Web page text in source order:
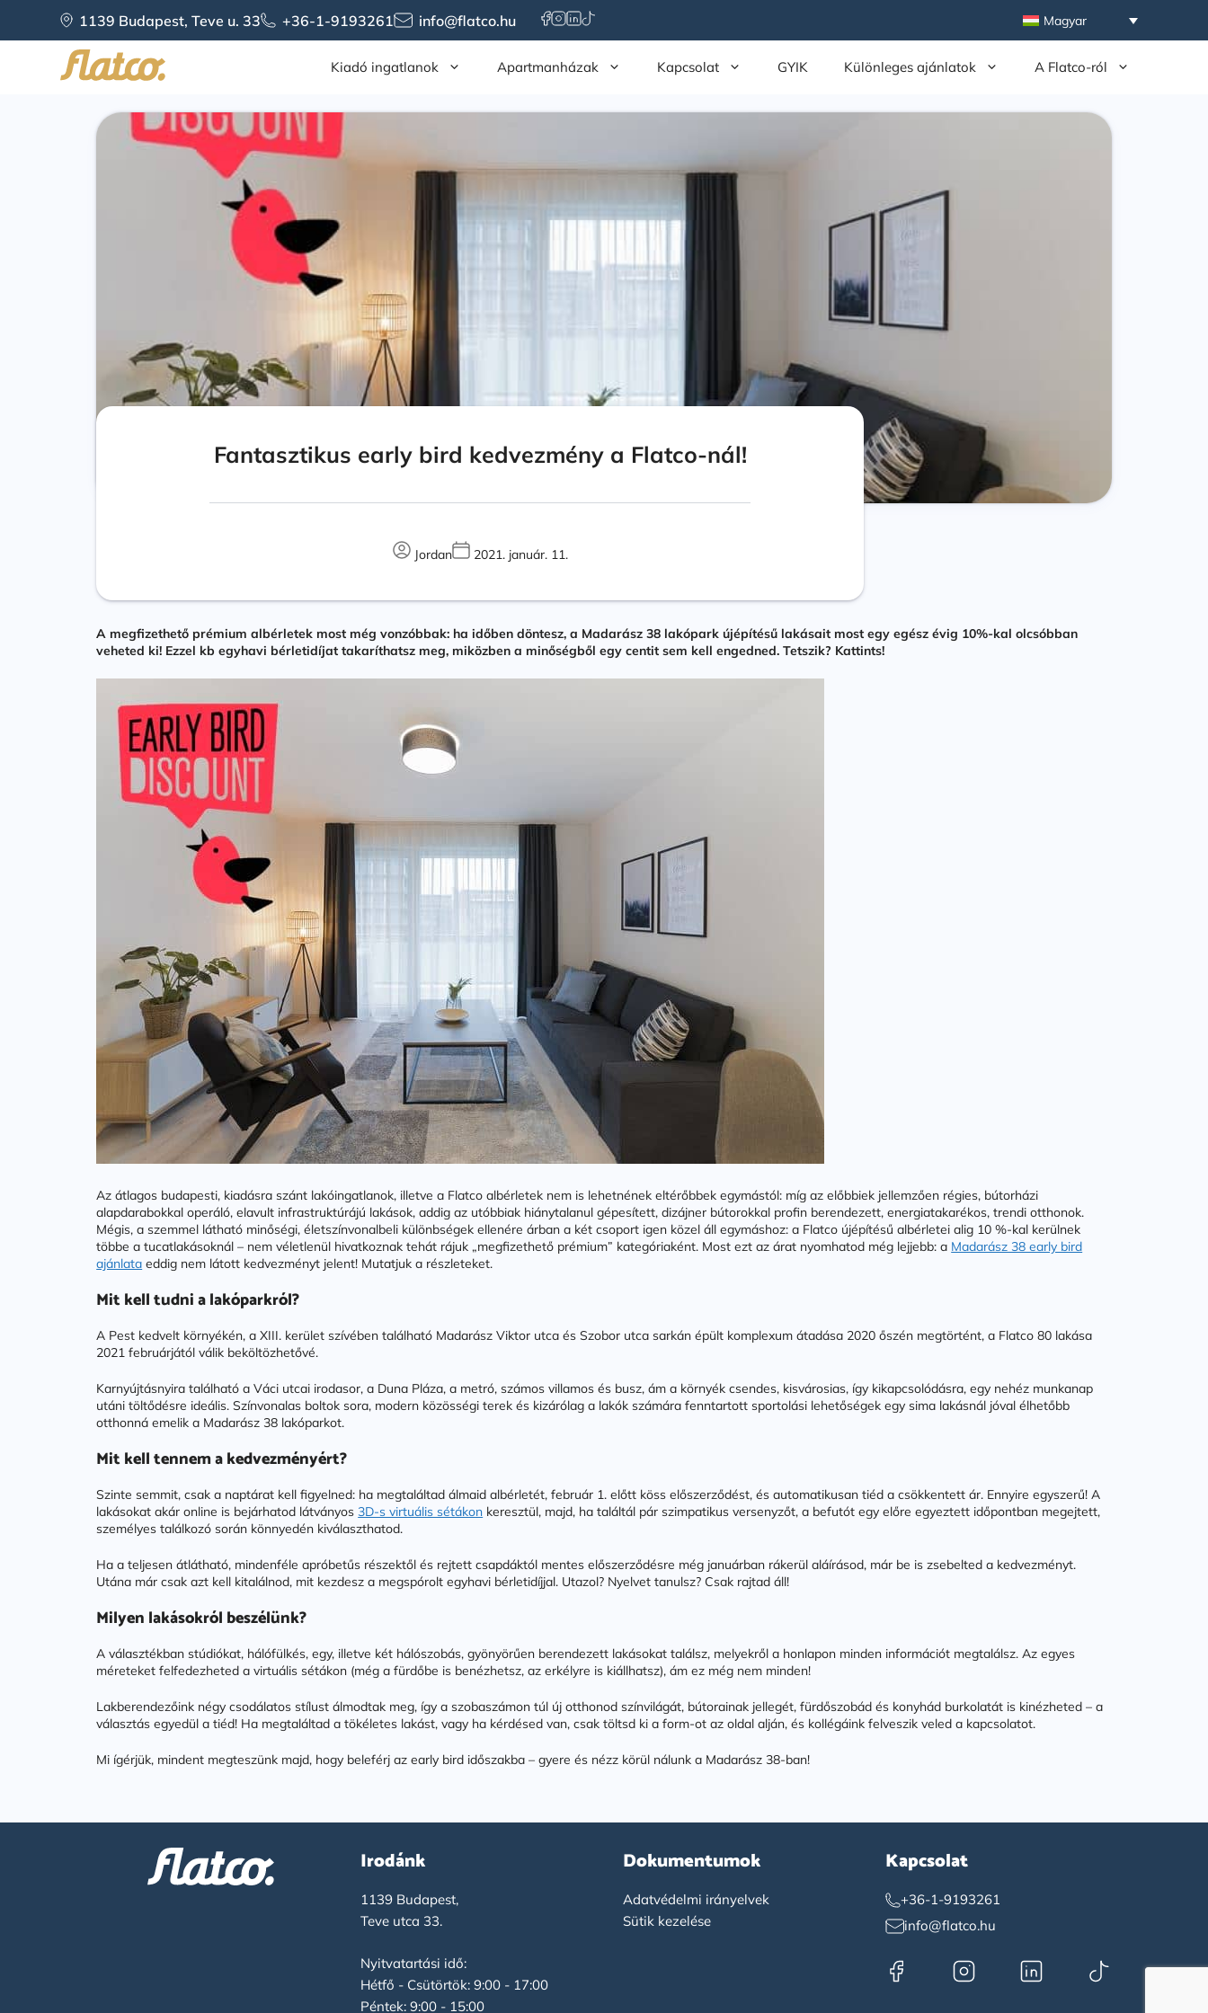
1139 Budapest, Teve u. 33 +36-1-9193261 info@flatco.hu Magyar
Kiadó ingatlanok Apartmanházak Kapcsolat GYIK Különleges ajánlatok A Flatco-ról
Fantasztikus early bird kedvezmény a Flatco-nál!
Jordan 2021. január. 11.
A megfizethető prémium albérletek most még vonzóbbak: ha időben döntesz, a Madarász 38 lakópark újépítésű lakásait most egy egész évig 10%-kal olcsóbban
veheted ki! Ezzel kb egyhavi bérletidíjat takaríthatsz meg, miközben a minőségből egy centit sem kell engedned. Tetszik? Kattints!
Az átlagos budapesti, kiadásra szánt lakóingatlanok, illetve a Flatco albérletek nem is lehetnének eltérőbbek egymástól: míg az előbbiek jellemzően régies, bútorházi
alapdarabokkal operáló, elavult infrastruktúrájú lakások, addig az utóbbiak hiánytalanul gépesített, dizájner bútorokkal profin berendezett, energiatakarékos, trendi otthonok.
Mégis, a szemmel látható minőségi, életszínvonalbeli különbségek ellenére árban a két csoport igen közel áll egymáshoz: a Flatco újépítésű albérletei alig 10 %-kal kerülnek
többe a tucatlakásoknál – nem véletlenül hivatkoznak tehát rájuk „megfizethető prémium” kategóriaként. Most ezt az árat nyomhatod még lejjebb: a Madarász 38 early bird
ajánlata eddig nem látott kedvezményt jelent! Mutatjuk a részleteket.
Mit kell tudni a lakóparkról?
A Pest kedvelt környékén, a XIII. kerület szívében található Madarász Viktor utca és Szobor utca sarkán épült komplexum átadása 2020 őszén megtörtént, a Flatco 80 lakása
2021 februárjától válik beköltözhetővé.
Karnyújtásnyira található a Váci utcai irodasor, a Duna Pláza, a metró, számos villamos és busz, ám a környék csendes, kisvárosias, így kikapcsolódásra, egy nehéz munkanap
utáni töltődésre ideális. Színvonalas boltok sora, modern közösségi terek és kizárólag a lakók számára fenntartott sportolási lehetőségek egy sima lakásnál jóval élhetőbb
otthonná emelik a Madarász 38 lakóparkot.
Mit kell tennem a kedvezményért?
Szinte semmit, csak a naptárat kell figyelned: ha megtaláltad álmaid albérletét, február 1. előtt köss előszerződést, és automatikusan tiéd a csökkentett ár. Ennyire egyszerű! A
lakásokat akár online is bejárhatod látványos 3D-s virtuális sétákon keresztül, majd, ha találtál pár szimpatikus versenyzőt, a befutót egy előre egyeztett időpontban megejtett,
személyes találkozó során könnyedén kiválaszthatod.
Ha a teljesen átlátható, mindenféle apróbetűs részektől és rejtett csapdáktól mentes előszerződésre még januárban rákerül aláírásod, már be is zsebelted a kedvezményt.
Utána már csak azt kell kitalálnod, mit kezdesz a megspórolt egyhavi bérletidíjjal. Utazol? Nyelvet tanulsz? Csak rajtad áll!
Milyen lakásokról beszélünk?
A választékban stúdiókat, hálófülkés, egy, illetve két hálószobás, gyönyörűen berendezett lakásokat találsz, melyekről a honlapon minden információt megtalálsz. Az egyes
méreteket felfedezheted a virtuális sétákon (még a fürdőbe is benézhetsz, az erkélyre is kiállhatsz), ám ez még nem minden!
Lakberendezőink négy csodálatos stílust álmodtak meg, így a szobaszámon túl új otthonod színvilágát, bútorainak jellegét, fürdőszobád és konyhád burkolatát is kinézheted – a
választás egyedül a tiéd! Ha megtaláltad a tökéletes lakást, vagy ha kérdésed van, csak töltsd ki a form-ot az oldal alján, és kollégáink felveszik veled a kapcsolatot.
Mi ígérjük, mindent megteszünk majd, hogy beleférj az early bird időszakba – gyere és nézz körül nálunk a Madarász 38-ban!
Irodánk
1139 Budapest,
Teve utca 33.
Nyitvatartási idő:
Hétfő - Csütörtök: 9:00 - 17:00
Péntek: 9:00 - 15:00
Dokumentumok
Adatvédelmi irányelvek
Sütik kezelése
Kapcsolat
+36-1-9193261
info@flatco.hu